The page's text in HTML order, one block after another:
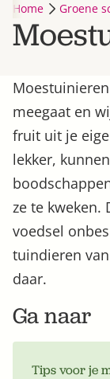
Home Groene
meegaat en
fruit uit je
lekker,
ze te kweken.
voedsel
tuindieren
daar.
Ga naar
Tips voor je